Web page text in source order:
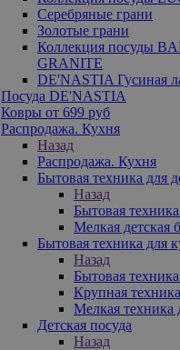
Серебряные грани
Золотые грани
Коллекция посуды
GRANITE
DE'NASTIA Гусиная
Посуда DE'NASTIA
Ковры от 699 руб
Распродажа. Кухня
Назад
Распродажа. Кухня
Бытовая техника для
Назад
Бытовая
Мелкая детская
Бытовая техника для
Назад
Бытовая
Крупная
Мелкая техника
Детская посуда
Назад